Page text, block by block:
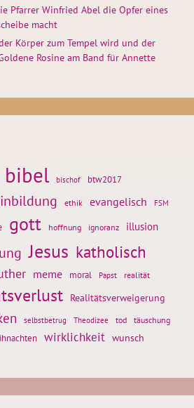
Pfarrer Winfried Abel die Opfer eines
macht
Körper zum Tempel wird und der
Rosine am Band für Annette
bibel bischof btw2017
ethik evangelisch FSM
gott hoffnung ignoranz illusion
Jesus katholisch
meme moral Papst realität
Realitätsverweigerung
selbstbetrug Theodizee tod täuschung
wirklichkeit wunsch